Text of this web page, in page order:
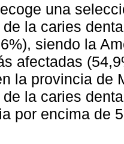
una
la caries
siendo la
afectadas
la provincia de
la caries
por encima de